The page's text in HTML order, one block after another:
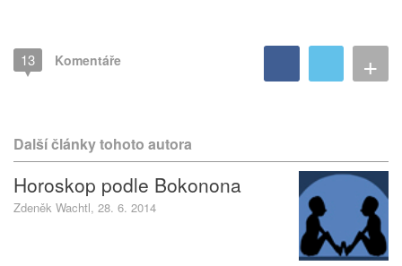
13 Komentáře +
Další články tohoto autora
Horoskop podle Bokonona
Zdeněk Wachtl, 28. 6. 2014